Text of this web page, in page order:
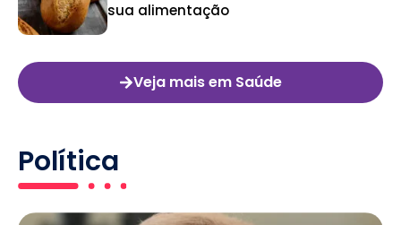
sua alimentação
Veja mais em Saúde
Política